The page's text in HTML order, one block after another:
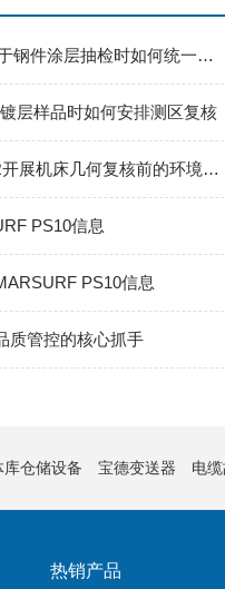
DELTASCOPE DMP10用于钢件涂层抽检时如何统一取点与记录
层样品时如何安排测区复核
API激光干涉仪XD LASER开展机床几何复核前的环境确认方法
PS10信息
PS10信息
质管控的核心抓手
库仓储设备 宝德变送器 电
热销产品